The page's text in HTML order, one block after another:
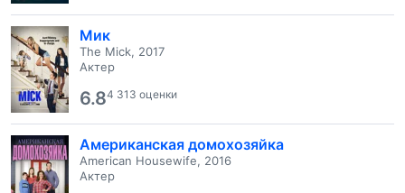
Мик
The Mick, 2017
Актер
6.84 313 оценки
Американская домохозяйка
American Housewife, 2016
Актер